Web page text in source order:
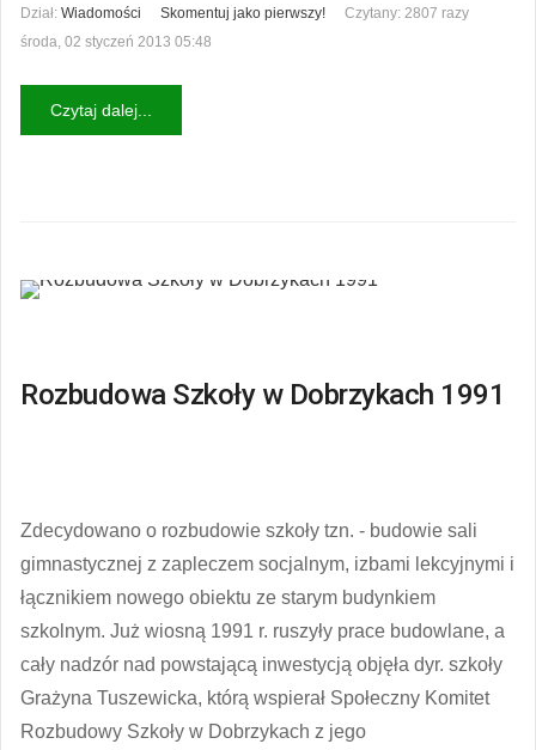
Dział: Wiadomości Skomentuj jako pierwszy!
Czytany: 2807 razy
środa, 02 styczeń 2013 05:48
Czytaj dalej...
Rozbudowa Szkoły w Dobrzykach 1991
Zdecydowano o rozbudowie szkoły tzn. - budowie sali
gimnastycznej z zapleczem socjalnym, izbami lekcyjnymi i
łącznikiem nowego obiektu ze starym budynkiem
szkolnym. Już wiosną 1991 r. ruszyły prace budowlane, a
cały nadzór nad powstającą inwestycją objęła dyr. szkoły
Grażyna Tuszewicka, którą wspierał Społeczny Komitet
Rozbudowy Szkoły w Dobrzykach z jego